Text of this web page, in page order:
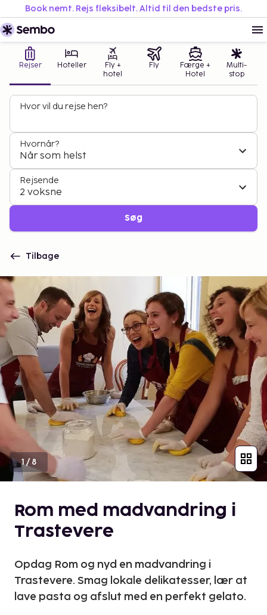
Book nemt. Rejs fleksibelt. Altid til den bedste pris.
Rejser Hoteller
Fly +
hotel
Fly
Færge +
Hotel
Multi-
stop
Hvor vil du rejse hen?
Hvornår?
Når som helst
Rejsende
2 voksne
Søg
Tilbage
1/8
Rom med madvandring i
Trastevere
Opdag Rom og nyd en madvandring i
Trastevere. Smag lokale delikatesser, lær at
lave pasta og afslut med en perfekt gelato.